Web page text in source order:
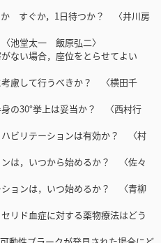
すぐか，1日待つか？ 〈井川房
池堂太一 飯原弘二〉
ない場合，座位をとらせてよい
慮して行うべきか？ 〈横田千
の30°挙上は妥当か？ 〈西村行
ビリテーションは有効か？ 〈村
は，いつから始めるか？ 〈佐々
ョンは，いつ始めるか？ 〈青柳
リド血症に対する薬物療法はどう